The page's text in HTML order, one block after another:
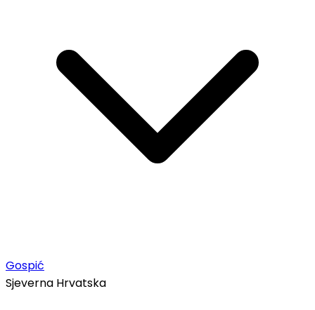
Gospić
Sjeverna Hrvatska